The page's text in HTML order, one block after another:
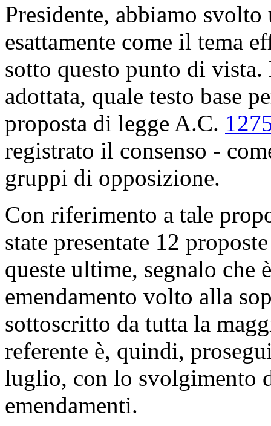
Presidente, abbiamo
esattamente come il tema
sotto questo punto di
adottata, quale testo base
proposta di legge A.C.
registrato il consenso -
gruppi di opposizione.
Con riferimento a tale
state presentate 12
queste ultime, segnalo che
emendamento volto alla
sottoscritto da tutta la
referente è, quindi,
luglio, con lo svolgimento
emendamenti.